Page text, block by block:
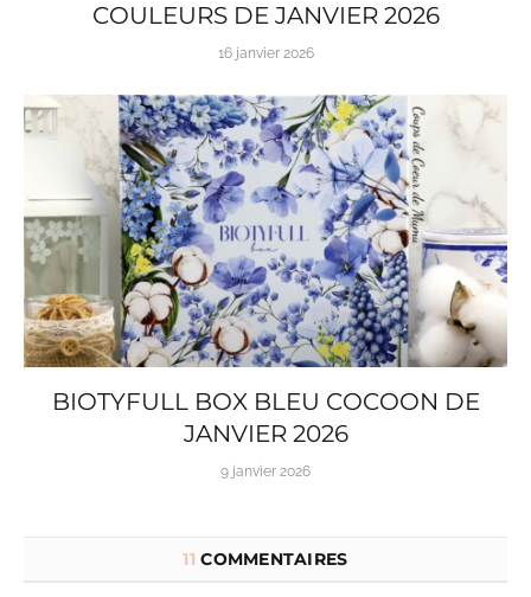
COULEURS DE JANVIER 2026
16 janvier 2026
BIOTYFULL BOX BLEU COCOON DE
JANVIER 2026
9 janvier 2026
11 COMMENTAIRES